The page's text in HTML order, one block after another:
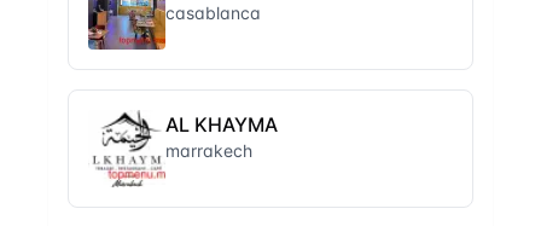
casablanca
AL KHAYMA
marrakech